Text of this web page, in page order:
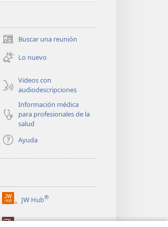
Buscar una reunión
(abre
una
nueva
Lo nuevo
Videos con
audiodescripciones
Información médica
para profesionales de la
salud
Ayuda
JW Hub®
(abre
nueva